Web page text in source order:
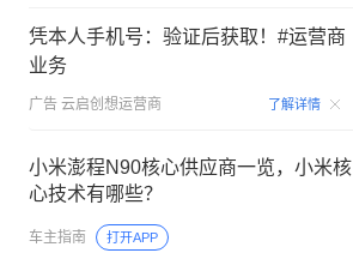
凭本人手机号：验证后获取！#运营商
业务
广告 云启创想运营商 了解详情
小米澎程N90核心供应商一览，小米核
心技术有哪些？
车主指南 打开APP